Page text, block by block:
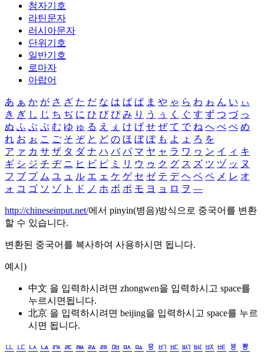
첨자기호
라틴문자
러시아문자
단위기호
일반기호
로마자
아랍어
あ ぁ か が さ ざ た だ な は ば ぱ ま や ゃ ら わ ゎ ん い ぃ
き ぎ し じ ち ぢ に ひ び ぴ み り う ぅ く ぐ す ず つ づ っ
ぬ ふ ぶ ぷ む ゆ ゅ る え ぇ け げ せ ぜ て で ね へ べ ぺ め
れ お ぉ こ ご そ ぞ と ど の ほ ぼ ぽ も よ ょ ろ を
ア ァ カ サ ザ タ ダ ナ ハ バ パ マ ヤ ャ ラ ワ ヮ ン イ ィ キ
ギ シ ジ チ ヂ ニ ヒ ビ ピ ミ リ ウ ゥ ク グ ス ズ ツ ヅ ッ ヌ
フ ブ プ ム ユ ュ ル エ ェ ケ ゲ セ ゼ テ デ ヘ ベ ペ メ レ オ
ォ コ ゴ ソ ゾ ト ド ノ ホ ボ ポ モ ヨ ョ ロ ヲ ―
http://chineseinput.net/에서 pinyin(병음)방식으로 중국어를 변환
할 수 있습니다.
변환된 중국어를 복사하여 사용하시면 됩니다.
예시)
中文 을 입력하시려면 zhongwen을 입력하시고 space를
누르시면됩니다.
北京 을 입력하시려면 beijing을 입력하시고 space를 누르
시면 됩니다.
ㅥ ㅦ ㅧ ㅨ ㅩ ㅪ ㅫ ㅬ ㅭ ㅮ ㅯ ㅰ ㅱ ㅲ ㅳ ㅴ ㅵ ㅶ ㅷ ㅸ
ㅹ